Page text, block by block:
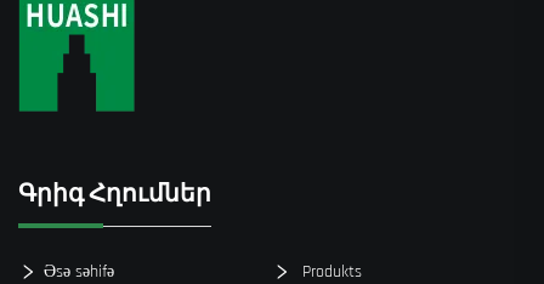
Գրիգ Հղումներ
Əsə səhifə Produkts